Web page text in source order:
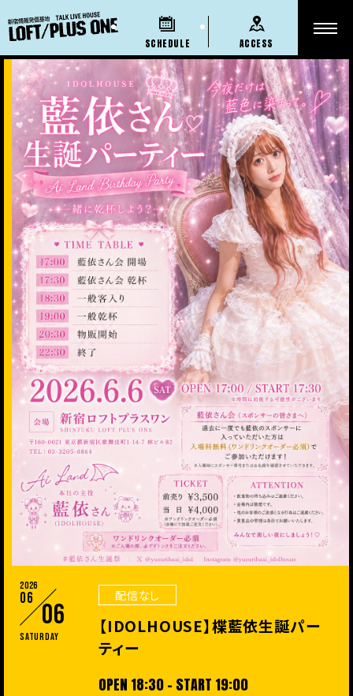
SCHEDULE ACCESS
2026
06
06
Saturday
配信なし
【IDOLHOUSE】楪藍依生誕パー
ティー
OPEN 18:30 - START 19:00